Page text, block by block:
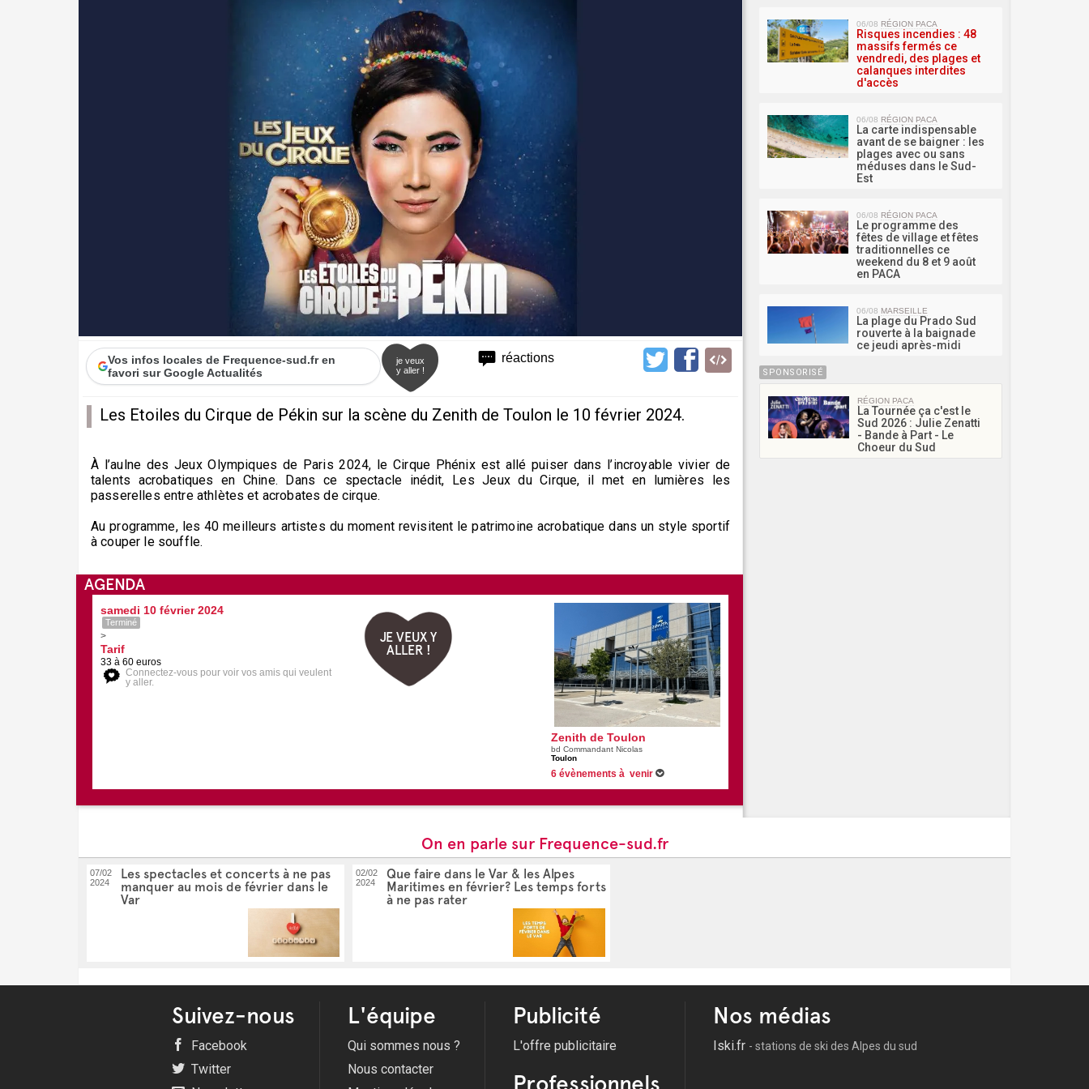
réactions
Vos infos locales de Frequence-sud.fr en
favori sur Google Actualités
je veux
y aller !
Les Etoiles du Cirque de Pékin sur la scène du Zenith de Toulon le 10 février 2024.
À l’aulne des Jeux Olympiques de Paris 2024, le Cirque Phénix est allé puiser dans l’incroyable vivier de
talents acrobatiques en Chine. Dans ce spectacle inédit, Les Jeux du Cirque, il met en lumières les
passerelles entre athlètes et acrobates de cirque.
Au programme, les 40 meilleurs artistes du moment revisitent le patrimoine acrobatique dans un style sportif
à couper le souffle.
AGENDA
samedi 10 février 2024
Terminé
>
Tarif
33 à 60 euros
Connectez-vous pour voir vos amis qui veulent
y aller.
JE VEUX Y
ALLER !
Zenith de Toulon
bd Commandant Nicolas
Toulon
6 évènements à venir
06/08 RÉGION PACA
Risques incendies : 48
massifs fermés ce
vendredi, des plages et
calanques interdites
d'accès
06/08 RÉGION PACA
La carte indispensable
avant de se baigner : les
plages avec ou sans
méduses dans le Sud-
Est
06/08 RÉGION PACA
Le programme des
fêtes de village et fêtes
traditionnelles ce
weekend du 8 et 9 août
en PACA
06/08 MARSEILLE
La plage du Prado Sud
rouverte à la baignade
ce jeudi après-midi
SPONSORISÉ
RÉGION PACA
La Tournée ça c'est le
Sud 2026 : Julie Zenatti
- Bande à Part - Le
Choeur du Sud
On en parle sur Frequence-sud.fr
07/02
2024
Les spectacles et concerts à ne pas
manquer au mois de février dans le
Var
02/02
2024
Que faire dans le Var & les Alpes
Maritimes en février? Les temps forts
à ne pas rater
Suivez-nous
Facebook
Twitter
L'équipe
Qui sommes nous ?
Nous contacter
Publicité
L'offre publicitaire
Professionnels
Nos médias
Iski.fr - stations de ski des Alpes du sud